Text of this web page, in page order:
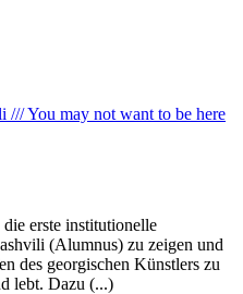
erste institutionelle
(Alumnus) zu zeigen und
des georgischen Künstlers zu
lebt. Dazu (...)